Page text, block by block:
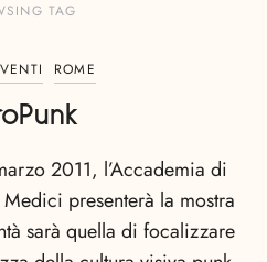
TAG
ROME
2011, l’Accademia di
presenterà la mostra
sarà quella di focalizzare